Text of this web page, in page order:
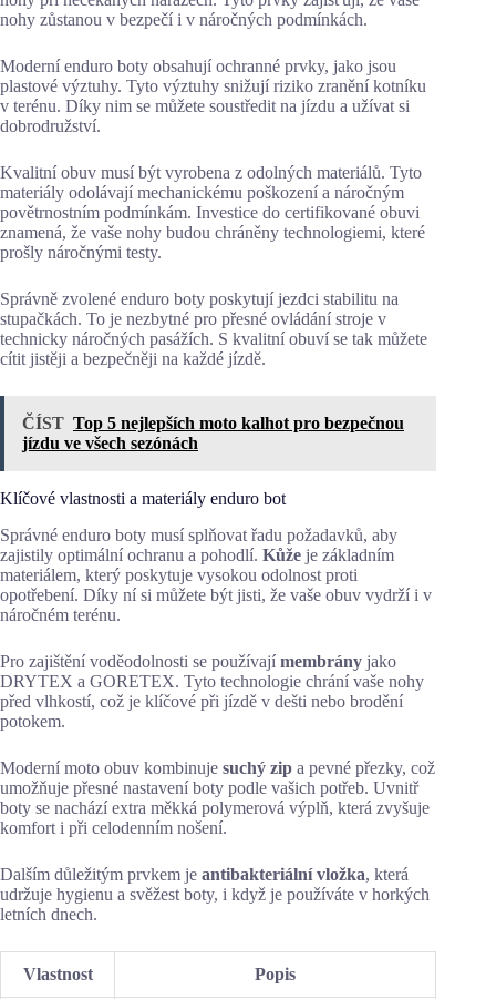
nohy zůstanou v bezpečí i v náročných podmínkách.
Moderní enduro boty obsahují ochranné prvky, jako jsou
plastové výztuhy. Tyto výztuhy snižují riziko zranění kotníku
v terénu. Díky nim se můžete soustředit na jízdu a užívat si
dobrodružství.
Kvalitní obuv musí být vyrobena z odolných materiálů. Tyto
materiály odolávají mechanickému poškození a náročným
povětrnostním podmínkám. Investice do certifikované obuvi
znamená, že vaše nohy budou chráněny technologiemi, které
prošly náročnými testy.
Správně zvolené enduro boty poskytují jezdci stabilitu na
stupačkách. To je nezbytné pro přesné ovládání stroje v
technicky náročných pasážích. S kvalitní obuví se tak můžete
cítit jistěji a bezpečněji na každé jízdě.
ČÍST Top 5 nejlepších moto kalhot pro bezpečnou
jízdu ve všech sezónách
Klíčové vlastnosti a materiály enduro bot
Správné enduro boty musí splňovat řadu požadavků, aby
zajistily optimální ochranu a pohodlí. Kůže je základním
materiálem, který poskytuje vysokou odolnost proti
opotřebení. Díky ní si můžete být jisti, že vaše obuv vydrží i v
náročném terénu.
Pro zajištění voděodolnosti se používají membrány jako
DRYTEX a GORETEX. Tyto technologie chrání vaše nohy
před vlhkostí, což je klíčové při jízdě v dešti nebo brodění
potokem.
Moderní moto obuv kombinuje suchý zip a pevné přezky, což
umožňuje přesné nastavení boty podle vašich potřeb. Uvnitř
boty se nachází extra měkká polymerová výplň, která zvyšuje
komfort i při celodenním nošení.
Dalším důležitým prvkem je antibakteriální vložka, která
udržuje hygienu a svěžest boty, i když je používáte v horkých
letních dnech.
Vlastnost Popis